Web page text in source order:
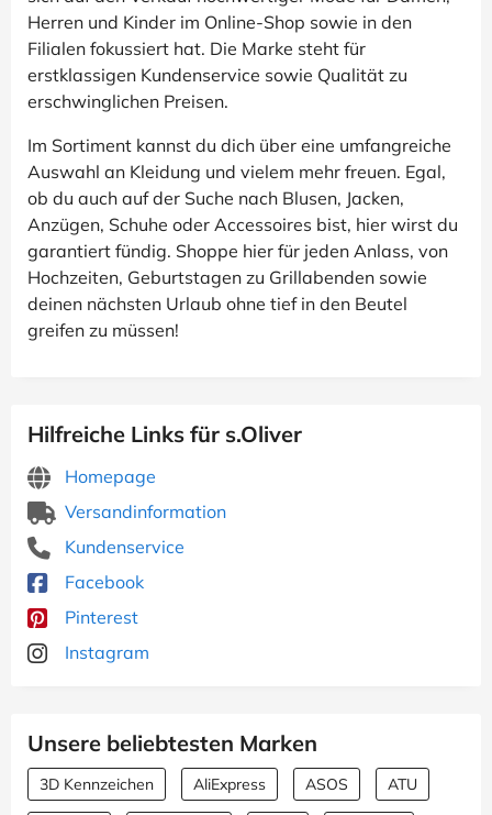
Herren und Kinder im Online-Shop sowie in den
Filialen fokussiert hat. Die Marke steht für
erstklassigen Kundenservice sowie Qualität zu
erschwinglichen Preisen.
Im Sortiment kannst du dich über eine umfangreiche
Auswahl an Kleidung und vielem mehr freuen. Egal,
ob du auch auf der Suche nach Blusen, Jacken,
Anzügen, Schuhe oder Accessoires bist, hier wirst du
garantiert fündig. Shoppe hier für jeden Anlass, von
Hochzeiten, Geburtstagen zu Grillabenden sowie
deinen nächsten Urlaub ohne tief in den Beutel
greifen zu müssen!
Hilfreiche Links für s.Oliver
Homepage
Versandinformation
Kundenservice
Facebook
Pinterest
Instagram
Unsere beliebtesten Marken
3D Kennzeichen AliExpress ASOS ATU